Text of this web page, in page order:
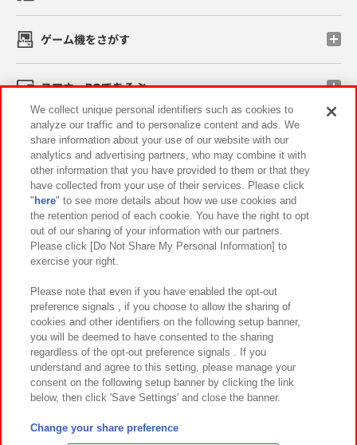
ゲーム機をさがす
スマホ・PCであそぶ
イベント・キャンペーン
関連会社 サステナビリティ サイトポリシー
プライバシーポリシー ウェブアクセシビリティ方針と検証結果
お取引先さまとともに
カスタマーハラスメント対応方針 よくあるご質問・お問い合わせ
©Bandai Namco Amusement Inc.
©Bandai Namco Amusement Lab Inc.
We collect unique personal identifiers such as cookies to
analyze our traffic and to personalize content and ads. We
share information about your use of our website with our
analytics and advertising partners, who may combine it with
other information that you have provided to them or that they
have collected from your use of their services. Please click
" here" to see more details about how we use cookies and
the retention period of each cookie. You have the right to opt
out of our sharing of your information with our partners.
Please click [Do Not Share My Personal Information] to
exercise your right.
Please note that even if you have enabled the opt-out
preference signals , if you choose to allow the sharing of
cookies and other identifiers on the following setup banner,
you will be deemed to have consented to the sharing
regardless of the opt-out preference signals . If you
understand and agree to this setting, please manage your
consent on the following setup banner by clicking the link
below, then click 'Save Settings' and close the banner.
Change your share preference